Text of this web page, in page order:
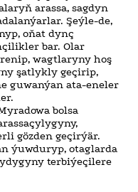
arassa, sagdyn
Şeýle-de,
oňat dynç
bar. Olar
wagtlaryny hoş
şatlykly geçirip,
guwanýan ata-eneler
bolsa
gözden geçirýär.
ýuwduryp, otaglarda
terbiýeçilere